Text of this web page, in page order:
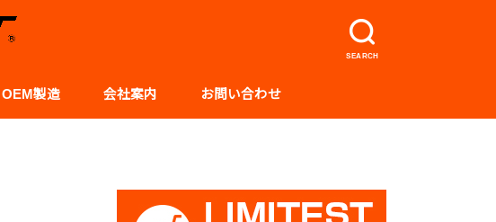
SEARCH
OEM製造 会社案内 お問い合わせ